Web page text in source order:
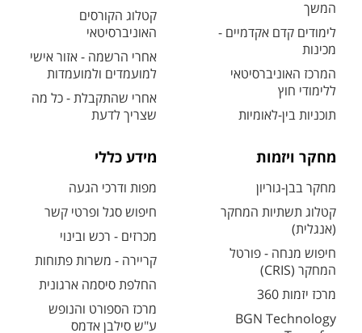
המשך
לימודים קדם אקדמיים -
מכינות
המרכז האוניברסיטאי
ללימודי חוץ
תוכניות בין-לאומיות
קטלוג הקורסים
האוניברסיטאי
אחרי הרשמה - אזור אישי
למועמדים ולמועמדות
אחרי שהתקבלת - כל מה
שצריך לדעת
מחקר ויזמות
מחקר בבן-גוריון
קטלוג תשתיות המחקר
(אנגלית)
חיפוש מנחה - פורטל
המחקר (CRIS)
מרכז יזמות 360
BGN Technology
מידע כללי
מפות ודרכי הגעה
חיפוש סגל ופרטי קשר
מכרזים - רכש ובינוי
קריירה - משרות פתוחות
החלפת סיסמה ארגונית
מרכז הספורט והנופש
ע"ש סילבן אדמס